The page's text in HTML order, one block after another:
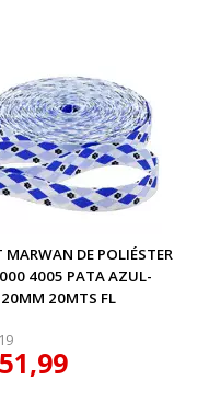
MARWAN DE POLIÉSTER
4005 PATA AZUL-
20MTS FL